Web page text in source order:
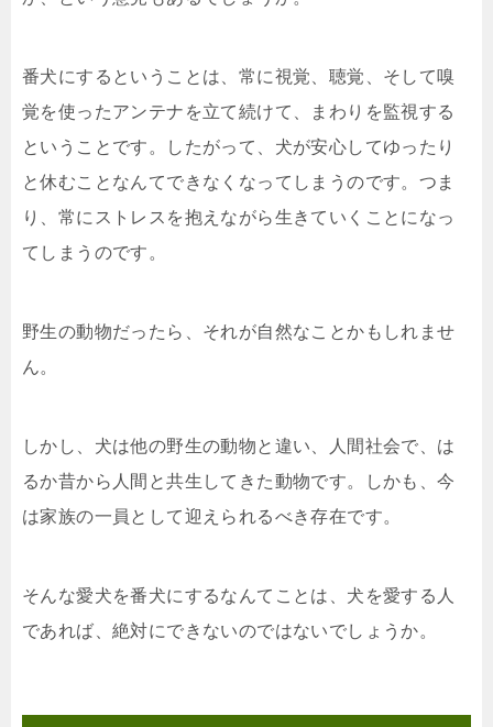
番犬にするということは、常に視覚、聴覚、そして嗅
覚を使ったアンテナを立て続けて、まわりを監視する
ということです。したがって、犬が安心してゆったり
と休むことなんてできなくなってしまうのです。つま
り、常にストレスを抱えながら生きていくことになっ
てしまうのです。
野生の動物だったら、それが自然なことかもしれませ
ん。
しかし、犬は他の野生の動物と違い、人間社会で、は
るか昔から人間と共生してきた動物です。しかも、今
は家族の一員として迎えられるべき存在です。
そんな愛犬を番犬にするなんてことは、犬を愛する人
であれば、絶対にできないのではないでしょうか。